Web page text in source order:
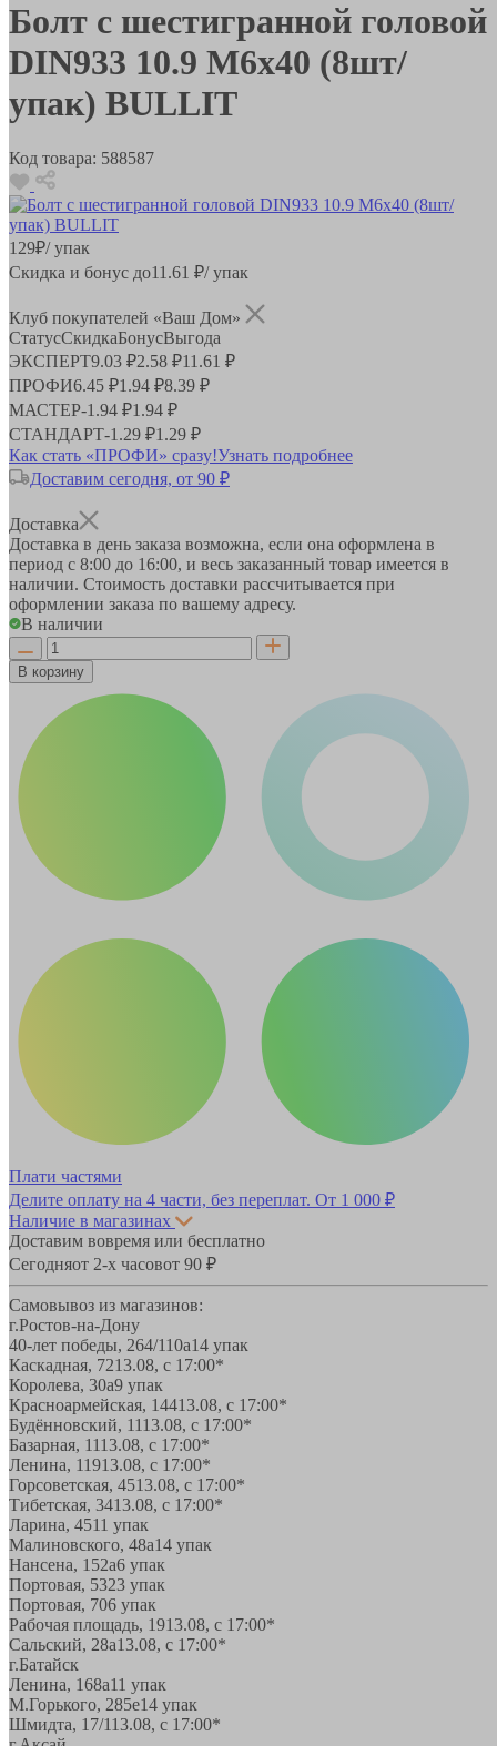
Болт с шестигранной головой
DIN933 10.9 M6x40 (8шт/
упак) BULLIT
Код товара: 588587
129₽/ упак
Скидка и бонус до11.61 ₽/ упак
Клуб покупателей «Ваш Дом»
СтатусСкидкаБонусВыгода
ЭКСПЕРТ9.03 ₽2.58 ₽11.61 ₽
ПРОФИ6.45 ₽1.94 ₽8.39 ₽
МАСТЕР-1.94 ₽1.94 ₽
СТАНДАРТ-1.29 ₽1.29 ₽
Как стать «ПРОФИ» сразу!Узнать подробнее
Доставим сегодня, от 90 ₽
Доставка
Доставка в день заказа возможна, если она оформлена в
период с 8:00 до 16:00, и весь заказанный товар имеется в
наличии. Стоимость доставки рассчитывается при
оформлении заказа по вашему адресу.
В наличии
В корзину
Плати частями
Делите оплату на 4 части, без переплат. От 1 000 ₽
Наличие в магазинах
Доставим вовремя или бесплатно
Сегодняот 2-х часовот 90 ₽
Самовывоз из магазинов:
г.Ростов-на-Дону
40-лет победы, 264/110а14 упак
Каскадная, 7213.08, с 17:00*
Королева, 30а9 упак
Красноармейская, 14413.08, с 17:00*
Будённовский, 1113.08, с 17:00*
Базарная, 1113.08, с 17:00*
Ленина, 11913.08, с 17:00*
Горсоветская, 4513.08, с 17:00*
Тибетская, 3413.08, с 17:00*
Ларина, 4511 упак
Малиновского, 48а14 упак
Нансена, 152а6 упак
Портовая, 5323 упак
Портовая, 706 упак
Рабочая площадь, 1913.08, с 17:00*
Сальский, 28a13.08, с 17:00*
г.Батайск
Ленина, 168а11 упак
М.Горького, 285е14 упак
Шмидта, 17/113.08, с 17:00*